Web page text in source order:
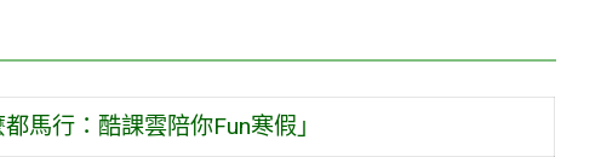
馬行：酷課雲陪你Fun寒假」